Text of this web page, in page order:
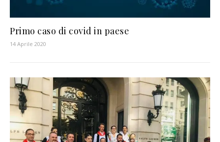
Primo caso di covid in paese
14 Aprile 2020